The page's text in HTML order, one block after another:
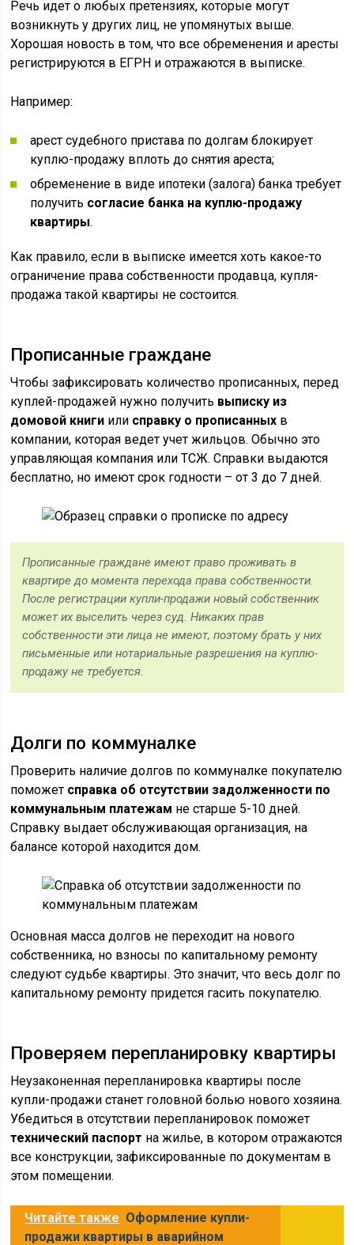
Речь идет о любых претензиях, которые могут
возникнуть у других лиц, не упомянутых выше.
Хорошая новость в том, что все обременения и аресты
регистрируются в ЕГРН и отражаются в выписке.
Например:
арест судебного пристава по долгам блокирует
куплю-продажу вплоть до снятия ареста;
обременение в виде ипотеки (залога) банка требует
получить согласие банка на куплю-продажу
квартиры.
Как правило, если в выписке имеется хоть какое-то
ограничение права собственности продавца, купля-
продажа такой квартиры не состоится.
Прописанные граждане
Чтобы зафиксировать количество прописанных, перед
куплей-продажей нужно получить выписку из
домовой книги или справку о прописанных в
компании, которая ведет учет жильцов. Обычно это
управляющая компания или ТСЖ. Справки выдаются
бесплатно, но имеют срок годности – от 3 до 7 дней.
Прописанные граждане имеют право проживать в
квартире до момента перехода права собственности.
После регистрации купли-продажи новый собственник
может их выселить через суд. Никаких прав
собственности эти лица не имеют, поэтому брать у них
письменные или нотариальные разрешения на куплю-
продажу не требуется.
Долги по коммуналке
Проверить наличие долгов по коммуналке покупателю
поможет справка об отсутствии задолженности по
коммунальным платежам не старше 5-10 дней.
Справку выдает обслуживающая организация, на
балансе которой находится дом.
Основная масса долгов не переходит на нового
собственника, но взносы по капитальному ремонту
следуют судьбе квартиры. Это значит, что весь долг по
капитальному ремонту придется гасить покупателю.
Проверяем перепланировку квартиры
Неузаконенная перепланировка квартиры после
купли-продажи станет головной болью нового хозяина.
Убедиться в отсутствии перепланировок поможет
технический паспорт на жилье, в котором отражаются
все конструкции, зафиксированные по документам в
этом помещении.
Читайте также Оформление купли-
продажи квартиры в аварийном